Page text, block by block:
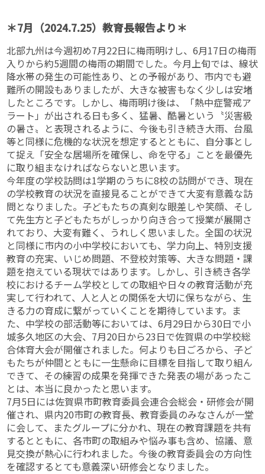
＊7月（2024.7.25）教育長報告より＊
北部九州は今週初め7月22日に梅雨明けし、6月17日の梅雨
入りから約5週間の梅雨の期間でした。今月上旬では、線状
降水帯の発生の可能性あり、との予報があり、市内でも避
難所の開設もありましたが、大きな被害もなく少しは安堵
したところです。しかし、梅雨明け後は、「熱中症警戒ア
ラート」が出される日も多く、猛暑、酷暑という〝災害級
の暑さ〟と表現されるように、今後も引き続き大雨、台風
等と同様に危機的な状況を想定するとともに、自分事とし
て捉え「安全な居場所を確保し、命を守る」ことを最優先
に取り組まなければならないと思います。
今年度の学校訪問は1学期のうちに8校の訪問ができ、現在
の学校教育の状況を直接見ることができて大変有意義な訪
問となりました。子どもたちの真剣な眼差しや笑顔、そし
て先生方と子どもたちがしっかり向き合って授業が展開さ
れており、大変有難く、うれしく思いました。全国の状況
と同様に市内の小中学校においても、学力向上、特別支援
教育の充実、いじめ問題、不登校対策等、大きな問題・課
題を抱えている現状ではあります。しかし、引き続き各学
校におけるチーム学校としての取組や日々の教育活動が充
実して行われて、人と人との関係を大切に保ちながら、生
きる力の育成に繋がっていくことを期待しています。ま
た、中学校の部活動等においては、6月29日から30日で小
城多久地区の大会、7月20日から23日で佐賀県の中学校総
合体育大会が開催されました。何よりも日ごろから、子ど
もたちが仲間とともに一生懸命に目標を目指して取り組ん
できて、その練習の成果を発揮できた発表の場があったこ
とは、本当に良かったと思います。
7月5日には佐賀県市町教育委員会連合会総会・研修会が開
催され、県内20市町の教育長、教育委員のみなさんが一堂
に会して、またグループに分かれ、現在の教育課題を共有
するとともに、各市町の取組みや悩み事も含め、協議、意
見交換が熱心に行われました。今後の教育委員会の方向性
を確認するとても意義深い研修会となりました。